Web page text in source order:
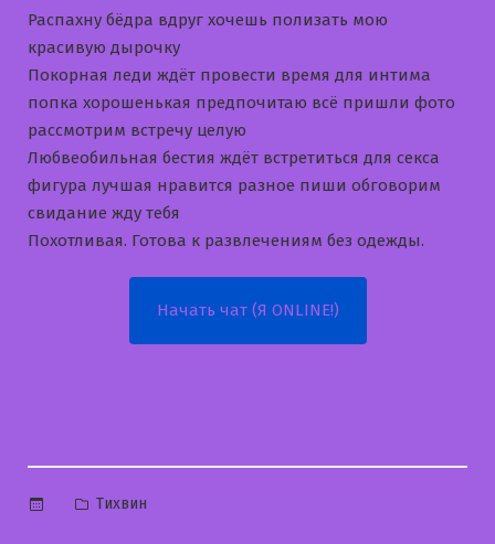
Распахну бёдра вдруг хочешь полизать мою
красивую дырочку
Покорная леди ждёт провести время для интима
попка хорошенькая предпочитаю всё пришли фото
рассмотрим встречу целую
Любвеобильная бестия ждёт встретиться для секса
фигура лучшая нравится разное пиши обговорим
свидание жду тебя
Похотливая. Готова к развлечениям без одежды.
Начать чат (Я ONLINE!)
Опубликовано
Тихвин